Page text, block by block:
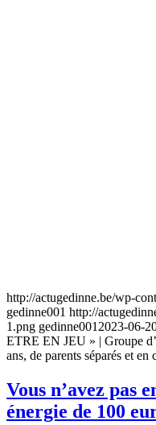
subventions de
activités professionnelles ou
3. Introduisez une
manière la plus rapide
d’introduire une demandeen
d’identité électronique ou